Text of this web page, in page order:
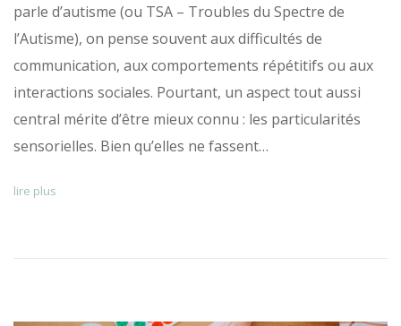
parle d’autisme (ou TSA – Troubles du Spectre de
l’Autisme), on pense souvent aux difficultés de
communication, aux comportements répétitifs ou aux
interactions sociales. Pourtant, un aspect tout aussi
central mérite d’être mieux connu : les particularités
sensorielles. Bien qu’elles ne fassent…
lire plus